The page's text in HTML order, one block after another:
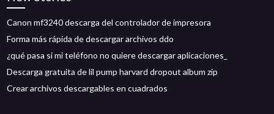
Canon mf3240 descarga del controlador de impresora
Forma más rápida de descargar archivos ddo
¿qué pasa si mi teléfono no quiere descargar aplicaciones_
Descarga gratuita de lil pump harvard dropout album zip
Crear archivos descargables en cuadrados